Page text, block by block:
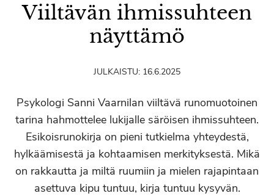
Viiltävän ihmissuhteen
näyttämö
JULKAISTU: 16.6.2025
Psykologi Sanni Vaarnilan viiltävä runomuotoinen
tarina hahmottelee lukijalle säröisen ihmissuhteen.
Esikoisrunokirja on pieni tutkielma yhteydestä,
hylkäämisestä ja kohtaamisen merkityksestä. Mikä
on rakkautta ja miltä ruumiin ja mielen rajapintaan
asettuva kipu tuntuu, kirja tuntuu kysyvän.